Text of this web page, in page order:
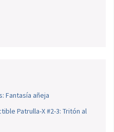
Fantasía añeja
Patrulla-X #2-3: Tritón al